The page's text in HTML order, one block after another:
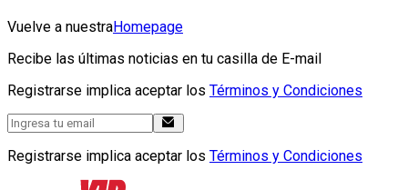
Vuelve a nuestraHomepage
Recibe las últimas noticias en tu casilla de E-mail
Registrarse implica aceptar los Términos y Condiciones
Registrarse implica aceptar los Términos y Condiciones